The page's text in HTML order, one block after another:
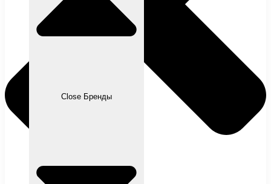
Close Бренды